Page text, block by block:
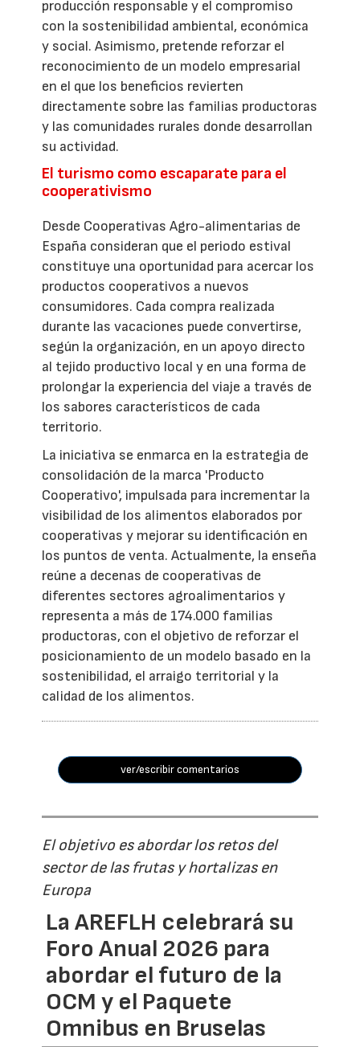
producción responsable y el compromiso
con la sostenibilidad ambiental, económica
y social. Asimismo, pretende reforzar el
reconocimiento de un modelo empresarial
en el que los beneficios revierten
directamente sobre las familias productoras
y las comunidades rurales donde desarrollan
su actividad.
El turismo como escaparate para el
cooperativismo
Desde Cooperativas Agro-alimentarias de
España consideran que el periodo estival
constituye una oportunidad para acercar los
productos cooperativos a nuevos
consumidores. Cada compra realizada
durante las vacaciones puede convertirse,
según la organización, en un apoyo directo
al tejido productivo local y en una forma de
prolongar la experiencia del viaje a través de
los sabores característicos de cada
territorio.
La iniciativa se enmarca en la estrategia de
consolidación de la marca 'Producto
Cooperativo', impulsada para incrementar la
visibilidad de los alimentos elaborados por
cooperativas y mejorar su identificación en
los puntos de venta. Actualmente, la enseña
reúne a decenas de cooperativas de
diferentes sectores agroalimentarios y
representa a más de 174.000 familias
productoras, con el objetivo de reforzar el
posicionamiento de un modelo basado en la
sostenibilidad, el arraigo territorial y la
calidad de los alimentos.
ver/escribir comentarios
El objetivo es abordar los retos del
sector de las frutas y hortalizas en
Europa
La AREFLH celebrará su
Foro Anual 2026 para
abordar el futuro de la
OCM y el Paquete
Omnibus en Bruselas